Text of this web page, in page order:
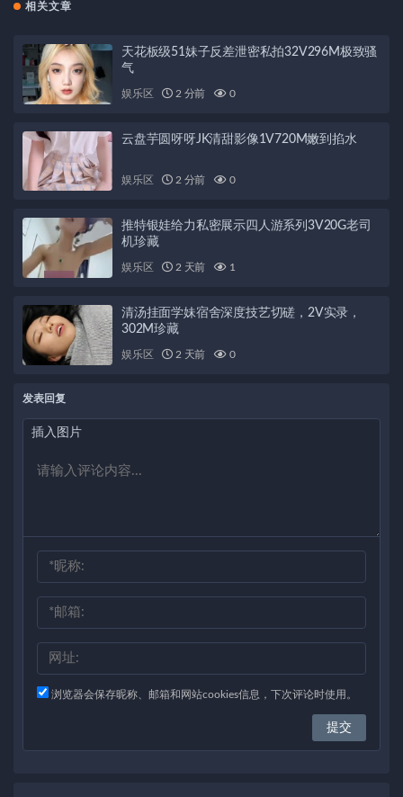
相关文章
天花板级51妹子反差泄密私拍32V296M极致骚
气
娱乐区 2 分前 0
云盘芋圆呀呀JK清甜影像1V720M嫩到掐水
娱乐区 2 分前 0
推特银娃给力私密展示四人游系列3V20G老司
机珍藏
娱乐区 2 天前 1
清汤挂面学妹宿舍深度技艺切磋，2V实录，
302M珍藏
娱乐区 2 天前 0
发表回复
插入图片
浏览器会保存昵称、邮箱和网站cookies信息，下次评论时使用。